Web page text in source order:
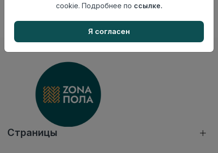
наличие необходимых характеристик и комплектации
Страницы
cookie. Подробнее по ссылке.
Я согласен